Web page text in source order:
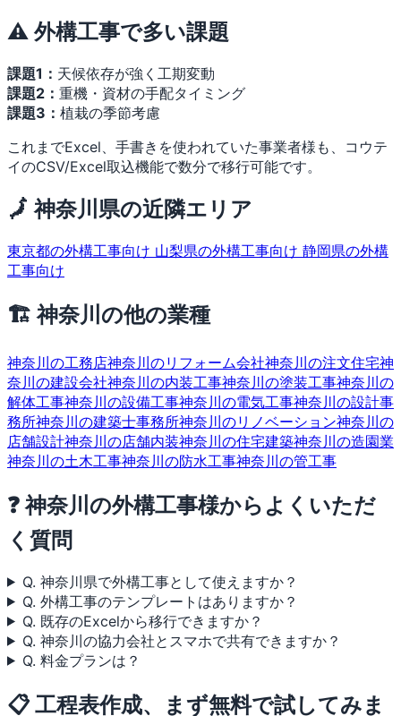
⚠️ 外構工事で多い課題
課題1： 天候依存が強く工期変動
課題2： 重機・資材の手配タイミング
課題3： 植栽の季節考慮
これまでExcel、手書きを使われていた事業者様も、コウテ
イのCSV/Excel取込機能で数分で移行可能です。
🗾 神奈川県の近隣エリア
東京都の外構工事向け 山梨県の外構工事向け 静岡県の外構
工事向け
🏗 神奈川の他の業種
神奈川の工務店神奈川のリフォーム会社神奈川の注文住宅神
奈川の建設会社神奈川の内装工事神奈川の塗装工事神奈川の
解体工事神奈川の設備工事神奈川の電気工事神奈川の設計事
務所神奈川の建築士事務所神奈川のリノベーション神奈川の
店舗設計神奈川の店舗内装神奈川の住宅建築神奈川の造園業
神奈川の土木工事神奈川の防水工事神奈川の管工事
❓ 神奈川の外構工事様からよくいただ
く質問
Q. 神奈川県で外構工事として使えますか？
Q. 外構工事のテンプレートはありますか？
Q. 既存のExcelから移行できますか？
Q. 神奈川の協力会社とスマホで共有できますか？
Q. 料金プランは？
📋 工程表作成、まず無料で試してみま